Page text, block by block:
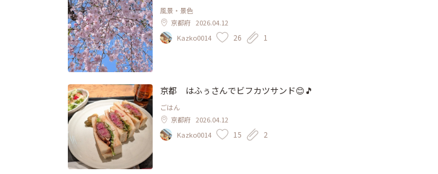
風景・景色
京都府 2026.04.12
Kazko0014
26 1
京都 はふぅさんでビフカツサンド😊🎵
ごはん
京都府 2026.04.12
Kazko0014
15 2